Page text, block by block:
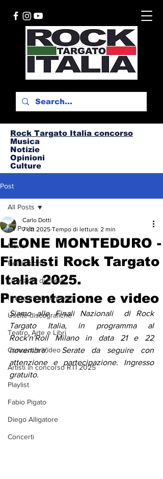
Rock Targato Italia concorso
Musica
Notizie
Opinioni
Culture
Post
All Posts
News
Recensioni
Le visioni di Paolo
I concerti di Umberto
Uscite discografiche
Teatro, Arte e Libri
Concerti e Video
Artisti in concorso RTI 2025
Playlist
Fabio Pigato
Diego Alligatore
Concerti
All Posts
LEONE MONTEDURO -
Finalisti Rock Targato
Italia 2025.
Presentazione e video
Carlo Dotti
7 ott 2025 Tempo di lettura: 2 min
Siamo alle Finali Nazionali  di Rock
Targato Italia, in programma al
Rock'n'Roll Milano in data 21 e 22
novembre.  Serate da seguire con
attenzione e partecipazione. Ingresso
gratuito.